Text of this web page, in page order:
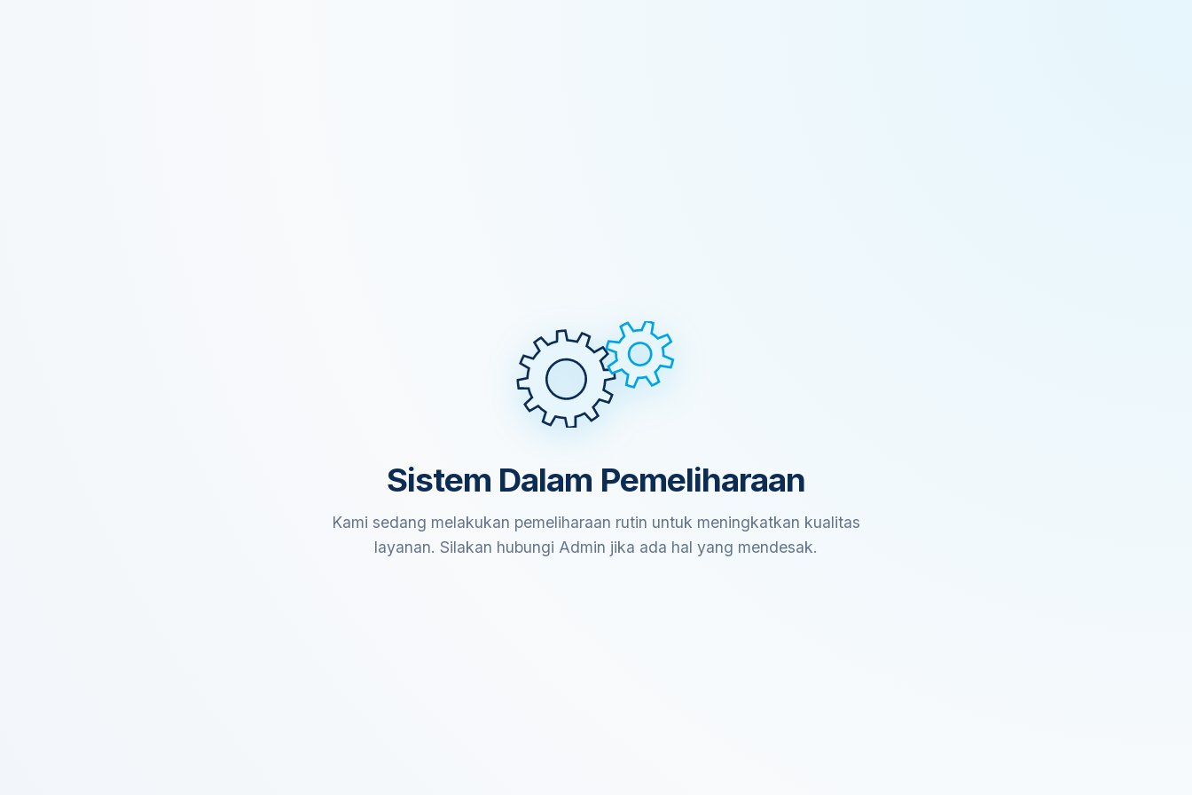
Sistem Dalam Pemeliharaan
Kami sedang melakukan pemeliharaan rutin untuk meningkatkan kualitas
layanan. Silakan hubungi Admin jika ada hal yang mendesak.